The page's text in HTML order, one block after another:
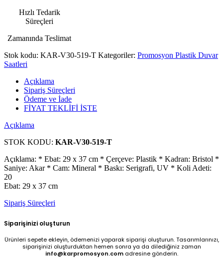
Hızlı Tedarik
Süreçleri
Zamanında Teslimat
Stok kodu: KAR-V30-519-T Kategoriler: Promosyon Plastik Duvar
Saatleri
Açıklama
Sipariş Süreçleri
Ödeme ve İade
FİYAT TEKLİFİ İSTE
Açıklama
STOK KODU: KAR-V30-519-T
Açıklama: * Ebat: 29 x 37 cm * Çerçeve: Plastik * Kadran: Bristol *
Saniye: Akar * Cam: Mineral * Baskı: Serigrafi, UV * Koli Adeti:
20
Ebat: 29 x 37 cm
Sipariş Süreçleri
Siparişinizi oluşturun
Ürünleri sepete ekleyin, ödemenizi yaparak siparişi oluşturun. Tasarımlarınızı,
siparişinizi oluşturduktan hemen sonra ya da dilediğiniz zaman
info@karpromosyon.comadresine gönderin.